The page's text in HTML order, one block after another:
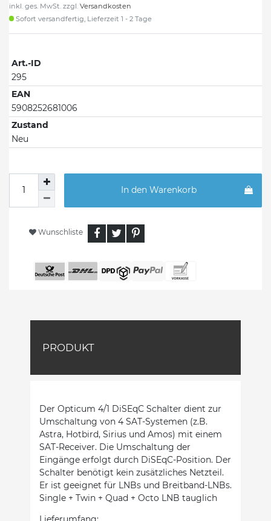
inkl. ges. MwSt. zzgl. Versandkosten
Sofort versandfertig, Lieferzeit 1 - 2 Tage
Art.-ID
295
EAN
5908252681006
Zustand
Neu
In den Warenkorb
Wunschliste
PRODUKT
Der Opticum 4/1 DiSEqC Schalter dient zur
Umschaltung von 4 SAT-Systemen (z.B.
Astra, Hotbird, Sirius und Amos) mit einem
SAT-Receiver. Die Umschaltung der
Eingänge erfolgt durch DiSEqC-Position. Der
Schalter benötigt kein zusätzliches Netzteil.
Er ist geeignet für LNBs und Breitband-LNBs.
Single + Twin + Quad + Octo LNB tauglich